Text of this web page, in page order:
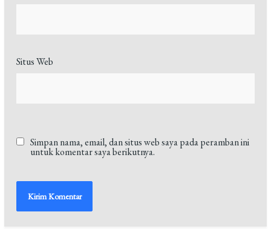
Situs Web
Simpan nama, email, dan situs web saya pada peramban ini
untuk komentar saya berikutnya.